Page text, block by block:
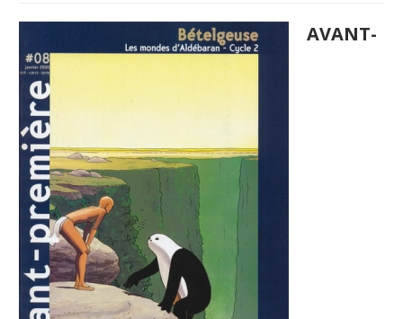
AVANT-